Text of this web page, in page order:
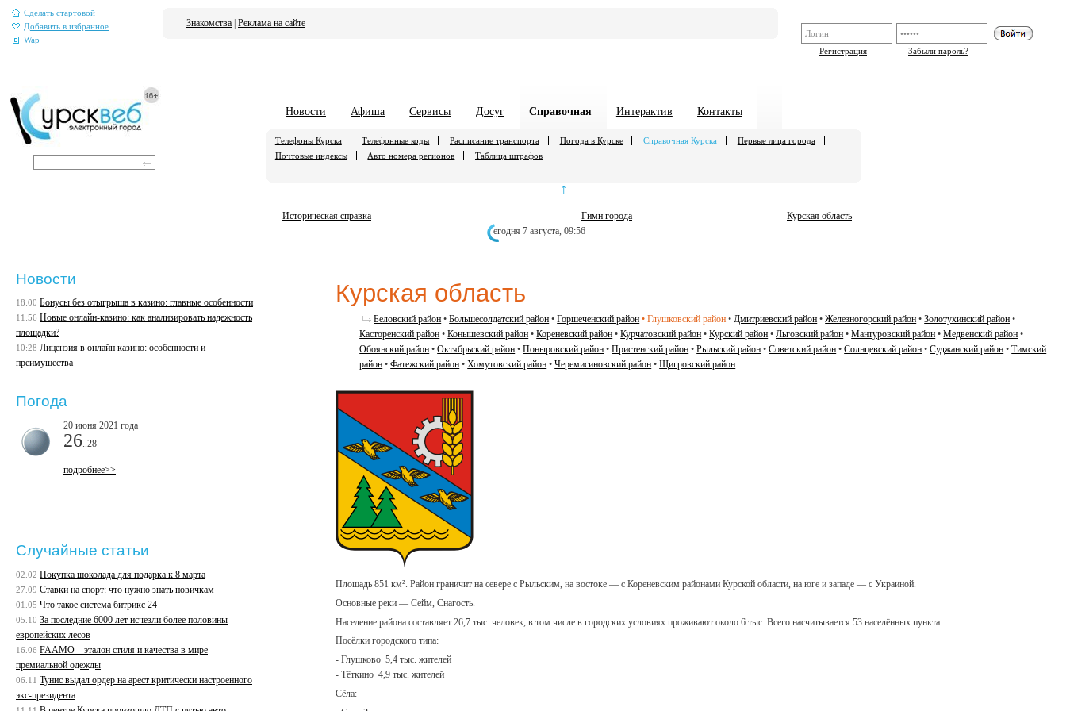
Сделать стартовой
Добавить в избранное
Wap
Регистрация
Забыли пароль?
Знакомства Реклама на сайте
Новости Афиша Сервисы Досуг Справочная Интерактив Контакты
Телефоны Курска Телефонные коды Расписание транспорта Погода в Курске Справочная Курска
Первые лица города
Почтовые индексы
Авто номера регионов Таблица штрафов
↑
Историческая справка Гимн города
Курская область
егодня 7 августа, 09:56
Курская область
Беловский район •Большесолдатский район •Горшеченский район • Глушковский район •Дмитриевский район •Железногорский район •Золотухинский район •
Касторенский район •Конышевский район •Кореневский район •Курчатовский район •Курский район •Льговский район •Мантуровский район •Медвенский район •
Обоянский район •Октябрьский район •Поныровский район •Пристенский район •Рыльский район •Советский район •Солнцевский район •Суджанский район •Тимский
район •Фатежский район •Хомутовский район •Черемисиновский район •Щигровский район
Площадь 851 км². Район граничит на севере с Рыльским, на востоке — с Кореневским районами Курской области, на юге и западе — с Украиной.
Основные реки — Сейм, Снагость.
Население района составляет 26,7 тыс. человек, в том числе в городских условиях проживают около 6 тыс. Всего насчитывается 53 населённых пункта.
Посёлки городского типа:
- Глушково 5,4 тыс. жителей
- Тёткино 4,9 тыс. жителей
Сёла:
Новости
18:00 Бонусы без отыгрыша в казино: главные особенности
11:56 Новые онлайн-казино: как анализировать надежность
площадки?
10:28 Лицензия в онлайн казино: особенности и
преимущества
Погода
20 июня 2021 года
26 ..28
подробнее>>
Случайные статьи
02.02 Покупка шоколада для подарка к 8 марта
27.09 Ставки на спорт: что нужно знать новичкам
01.05 Что такое система битрикс 24
05.10 За последние 6000 лет исчезли более половины
европейских лесов
16.06 FAAMO – эталон стиля и качества в мире
премиальной одежды
06.11 Тунис выдал ордер на арест критически настроенного
экс-президента